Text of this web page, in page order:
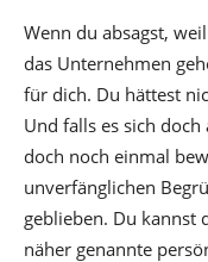
Wenn du absagst,
das Unternehmen
für dich. Du hättest
Und falls es sich
doch noch einmal
unverfänglichen
geblieben. Du kannst
näher genannte